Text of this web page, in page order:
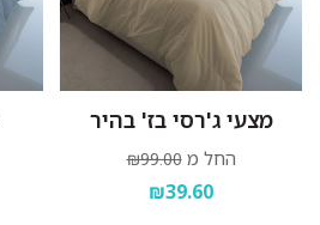
מצעי ג'רסי בז' בהיר
החל מ ₪99.00
₪39.60